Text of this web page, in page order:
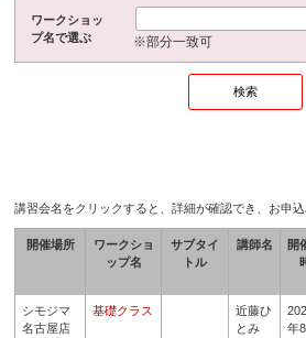
ワークショッ
プ名で選ぶ
※部分一致可
講習会名をクリックすると、詳細が確認でき、お申込
開催場所
ワークショ
ップ名
サブタイ
トル
講師名
開
シモジマ
名古屋店
基礎クラス
近藤ひ
とみ
年